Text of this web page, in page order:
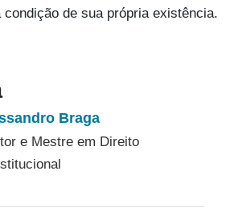
de sua própria existência.
Braga
e Mestre em Direito